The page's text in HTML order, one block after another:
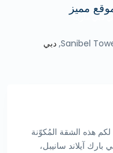
دبي مارينا
مميز
دبي
هذه الشقة المُكوّنة
آيلاند سانيبل،